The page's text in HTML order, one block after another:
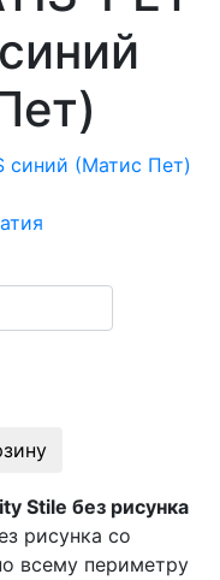
Stile без рисунка
рисунка со
всему периметру